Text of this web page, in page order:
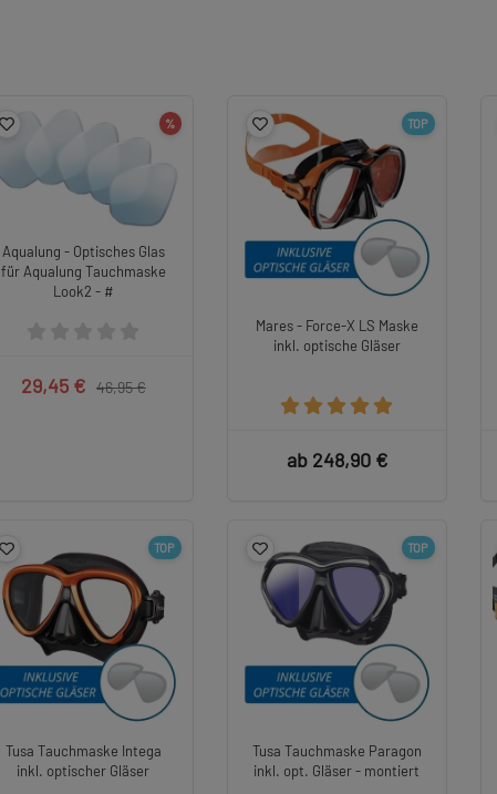
%
Aqualung - Optisches Glas
für Aqualung Tauchmaske
Look2 - #
29,45 € 46,95 €
TOP
Mares - Force-X LS Maske
inkl. optische Gläser
ab 248,90 €
TOP
Tusa Tauchmaske Intega
inkl. optischer Gläser
TOP
Tusa Tauchmaske Paragon
inkl. opt. Gläser - montiert